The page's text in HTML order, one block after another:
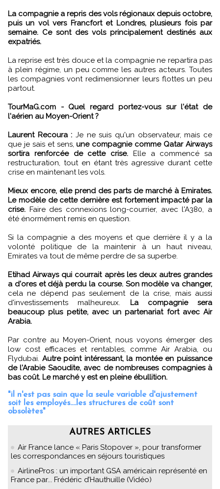
La compagnie a repris des vols régionaux depuis octobre,
puis un vol vers Francfort et Londres, plusieurs fois par
semaine. Ce sont des vols principalement destinés aux
expatriés.
La reprise est très douce et la compagnie ne repartira pas
à plein régime, un peu comme les autres acteurs. Toutes
les compagnies vont redimensionner leurs flottes un peu
partout.
TourMaG.com - Quel regard portez-vous sur l'état de
l'aérien au Moyen-Orient ?
Laurent Recoura : Je ne suis qu'un observateur, mais ce
que je sais et sens,une compagnie comme Qatar Airways
sortira renforcée de cette crise. Elle a commencé sa
restructuration, tout en étant très agressive durant cette
crise en maintenant les vols.
Mieux encore, elle prend des parts de marché à Emirates.
Le modèle de cette dernière est fortement impacté par la
crise. Faire des connexions long-courrier, avec l'A380, a
été énormément remis en question.
Si la compagnie a des moyens et que derrière il y a la
volonté politique de la maintenir à un haut niveau,
Emirates va tout de même perdre de sa superbe.
Etihad Airways qui courrait après les deux autres grandes
a d'ores et déjà perdu la course. Son modèle va changer,
cela ne dépend pas seulement de la crise, mais aussi
d'investissements malheureux. La compagnie sera
beaucoup plus petite, avec un partenariat fort avec Air
Arabia.
Par contre au Moyen-Orient, nous voyons émerger des
low cost efficaces et rentables, comme Air Arabia, ou
Flydubai. Autre point intéressant, la montée en puissance
de l'Arabie Saoudite, avec de nombreuses compagnies à
bas coût. Le marché y est en pleine ébullition.
"il n'est pas sain que la seule variable d'ajustement
soit les employés....les structures de coût sont
obsolètes"
AUTRES ARTICLES
Air France lance « Paris Stopover », pour transformer
les correspondances en séjours touristiques
AirlinePros : un important GSA américain représenté en
France par... Frédéric d’Hauthuille (Vidéo)